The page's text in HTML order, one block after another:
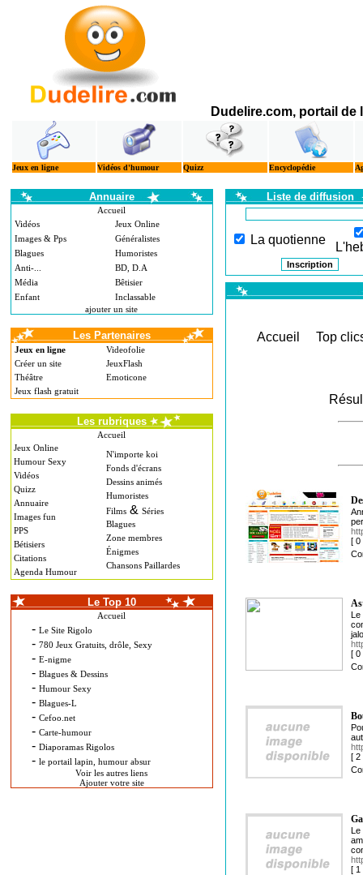
Dudelire.com, portail de
Jeux en ligne Vidéos d'humour Quizz Encyclopédie
Annuaire
Accueil
Vidéos
Images & Pps
Blagues
Anti-...
Média
Enfant
Jeux Online
Généralistes
Humoristes
BD, D.A
Bêtisier
Inclassable
ajouter un site
Les Partenaires
Jeux en ligne
Créer un site
Théâtre
Jeux flash gratuit
Videofolie
JeuxFlash
Emoticone
Les rubriques
Accueil
Jeux Online
Humour Sexy
Vidéos
Quizz
Annuaire
Images fun
PPS
Bétisiers
Citations
Agenda Humour
N'importe koi
Fonds d'écrans
Dessins animés
Humoristes
Films& Séries
Blagues
Zone membres
Énigmes
Chansons Paillardes
Le Top 10
Accueil
- Le Site Rigolo
- 780 Jeux Gratuits, drôle, Sexy
- E-nigme
- Blagues & Dessins
- Humour Sexy
- Blagues-L
- Cefoo.net
- Carte-humour
- Diaporamas Rigolos
- le portail lapin, humour absur
Voir les autres liens
Ajouter votre site
Liste de diffusion
La quotienne
Accueil Top
[
Le
[
[
Le
[